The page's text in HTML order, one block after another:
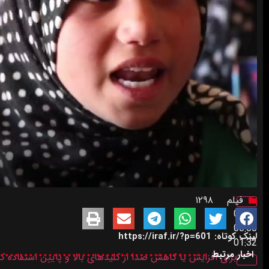
00:00
00:00
01:32
برای افزایش یا کاهش صدا از کلیدهای بالا و پایین استفاده
فیلم ۱۲۹۸
لینک کوتاه: https://iraf.ir/?p=601
اخبار مرتبط